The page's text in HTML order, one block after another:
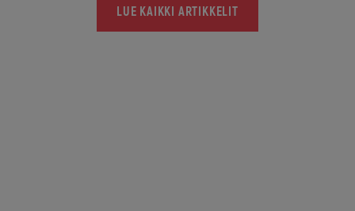
LUE KAIKKI ARTIKKELIT